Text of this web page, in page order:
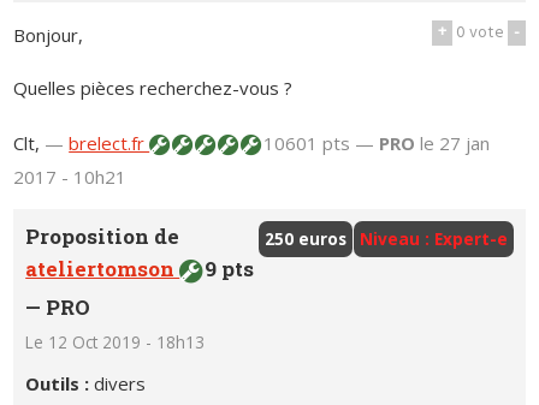
+ 0vote -
Bonjour,
Quelles pièces recherchez-vous ?
Clt, —brelect.fr 10601 pts — PRO le 27 jan
2017 - 10h21
Niveau : Expert-e
250 euros
Proposition de
ateliertomson
9 pts
— PRO
Le 12 Oct 2019 - 18h13
Outils :divers